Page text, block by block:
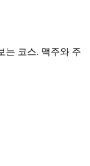
는 코스. 맥주와 주